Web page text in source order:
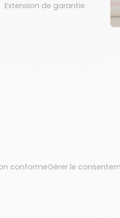
Extension de garantie
conformeGérer le